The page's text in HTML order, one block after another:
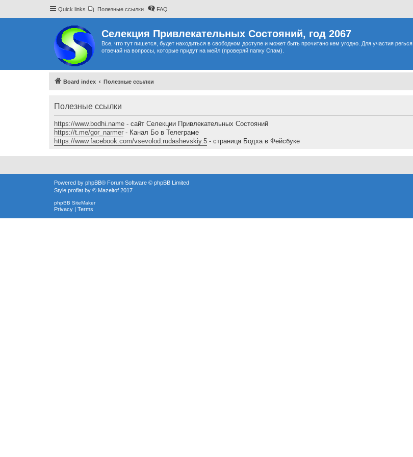
Quick links Полезные ссылки FAQ
Селекция Привлекательных Состояний, год 2067
Все, что тут пишется, будет находиться в свободном доступе и может быть прочитано кем угодно. Для участия регься,
отвечай на вопросы, которые придут на мейл (проверяй папку Спам).
Board index Полезные ссылки
Полезные ссылки
https://www.bodhi.name - сайт Селекции Привлекательных Состояний
https://t.me/gor_narmer - Канал Бо в Телеграме
https://www.facebook.com/vsevolod.rudashevskiy.5 - страница Бодха в Фейсбуке
Powered by phpBB® Forum Software © phpBB Limited
Style proflat by © Mazeltof 2017
phpBB SiteMaker
Privacy | Terms